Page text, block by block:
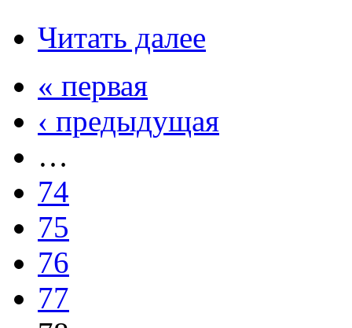
Читать далее
« первая
‹ предыдущая
…
74
75
76
77